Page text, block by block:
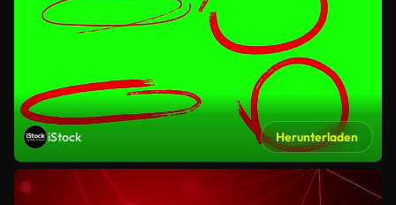
iStock Herunterladen